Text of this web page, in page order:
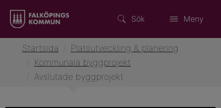
Sök Meny
Startsida
Platsutveckling & planering
Kommunala byggprojekt
Avslutade byggprojekt